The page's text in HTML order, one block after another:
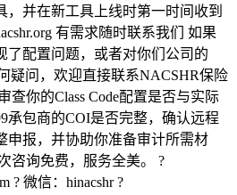
，并在新工具上线时第一时间收到
有需求随时联系我们 如果
了配置问题，或者对你们公司的
疑问，欢迎直接联系NACSHR保险
查你的Class Code配置是否与实际
承包商的COI是否完整，确认远程
申报，并协助你准备审计所需材
咨询免费，服务全美。 ?
? 微信：hinacshr ?